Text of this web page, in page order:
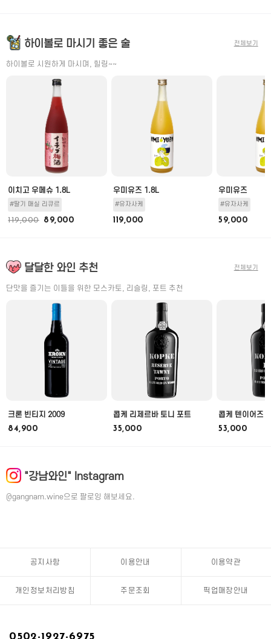
전체보기
하이볼로 마시기 좋은 술
하이볼로 시원하게 마시며, 힐링~~
이치고 우메슈 1.8L
#딸기 매실 리큐르
119,000 89,000
우미유즈 1.8L
#유자사케
119,000
우미유즈
#유자사케
59,000
전체보기
달달한 와인 추천
단맛을 즐기는 이들을 위한 모스카토, 리슬링, 포트 추천
크론 빈티지 2009
84,900
콥케 리제르바 토니 포트
35,000
콥케 텐이어즈
53,000
"강남와인" Instagram
@gangnam.wine으로 팔로잉 해보세요.
공지사항 이용안내 이용약관
개인정보처리방침 주문조회 픽업매장안내